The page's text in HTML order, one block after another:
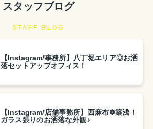
スタッフブログ
STAFF BLOG
【Instagram/事務所】八丁堀エリア◎お洒
落セットアップオフィス！
【Instagram/店舗事務所】西麻布❁築浅！
ガラス張りのお洒落な外観♪